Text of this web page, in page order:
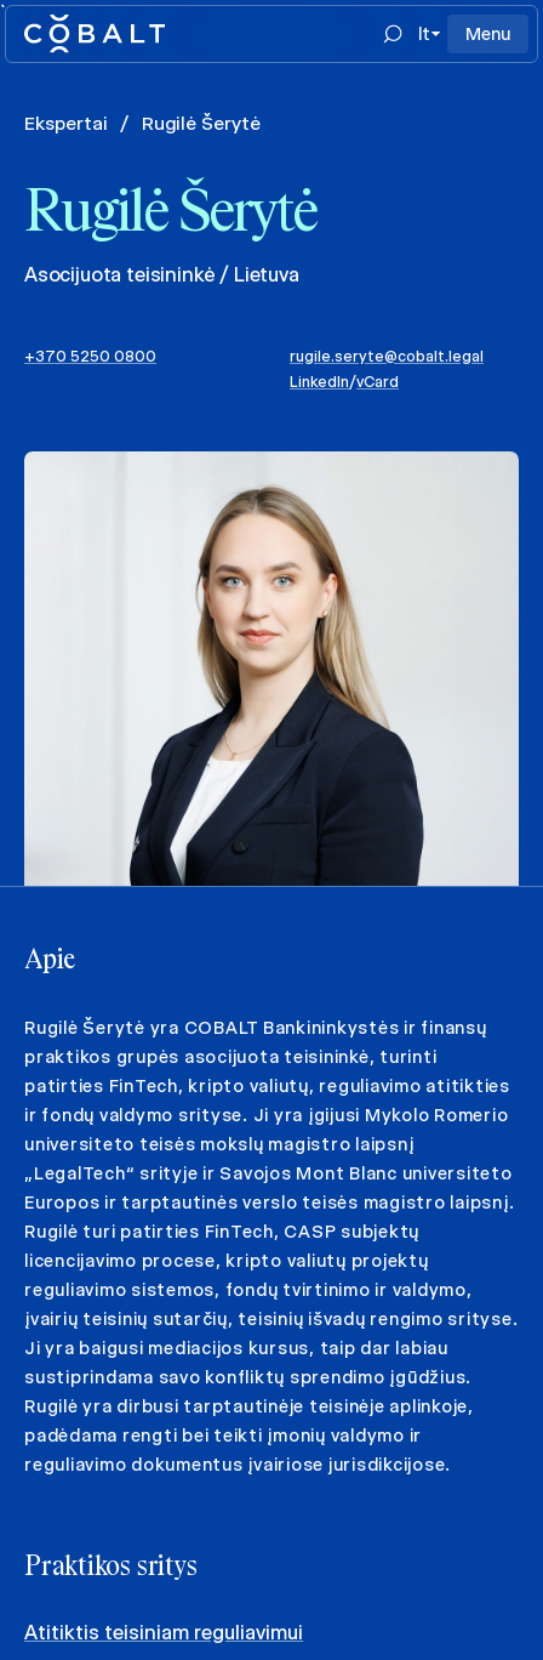
`
lt
Menu
Ekspertai / Rugilė Šerytė
Rugilė Šerytė
Asocijuota teisininkė / Lietuva
+370 5250 0800
rugile.seryte@cobalt.legal
LinkedIn/vCard
Apie
Rugilė Šerytė yra COBALT Bankininkystės ir finansų
praktikos grupės asocijuota teisininkė, turinti
patirties FinTech, kripto valiutų, reguliavimo atitikties
ir fondų valdymo srityse. Ji yra įgijusi Mykolo Romerio
universiteto teisės mokslų magistro laipsnį
„LegalTech“ srityje ir Savojos Mont Blanc universiteto
Europos ir tarptautinės verslo teisės magistro laipsnį.
Rugilė turi patirties FinTech, CASP subjektų
licencijavimo procese, kripto valiutų projektų
reguliavimo sistemos, fondų tvirtinimo ir valdymo,
įvairių teisinių sutarčių, teisinių išvadų rengimo srityse.
Ji yra baigusi mediacijos kursus, taip dar labiau
sustiprindama savo konfliktų sprendimo įgūdžius.
Rugilė yra dirbusi tarptautinėje teisinėje aplinkoje,
padėdama rengti bei teikti įmonių valdymo ir
reguliavimo dokumentus įvairiose jurisdikcijose.
Praktikos sritys
Atitiktis teisiniam reguliavimui